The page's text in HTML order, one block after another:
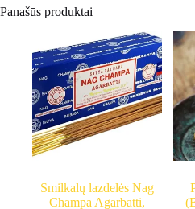
Panašūs produktai
Smilkalų lazdelės Nag
Champa Agarbatti,